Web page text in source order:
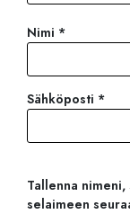
Nimi *
Sähköposti *
Tallenna
selaimeen